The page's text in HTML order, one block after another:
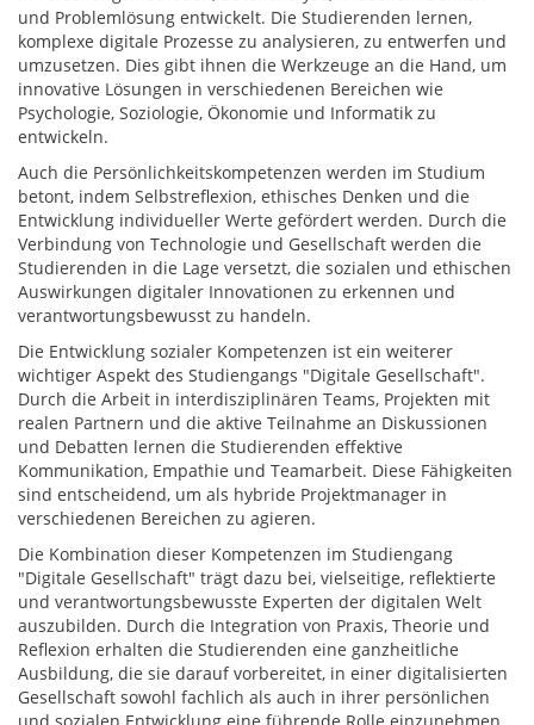
und Problemlösung entwickelt. Die Studierenden lernen,
komplexe digitale Prozesse zu analysieren, zu entwerfen und
umzusetzen. Dies gibt ihnen die Werkzeuge an die Hand, um
innovative Lösungen in verschiedenen Bereichen wie
Psychologie, Soziologie, Ökonomie und Informatik zu
entwickeln.
Auch die Persönlichkeitskompetenzen werden im Studium
betont, indem Selbstreflexion, ethisches Denken und die
Entwicklung individueller Werte gefördert werden. Durch die
Verbindung von Technologie und Gesellschaft werden die
Studierenden in die Lage versetzt, die sozialen und ethischen
Auswirkungen digitaler Innovationen zu erkennen und
verantwortungsbewusst zu handeln.
Die Entwicklung sozialer Kompetenzen ist ein weiterer
wichtiger Aspekt des Studiengangs "Digitale Gesellschaft".
Durch die Arbeit in interdisziplinären Teams, Projekten mit
realen Partnern und die aktive Teilnahme an Diskussionen
und Debatten lernen die Studierenden effektive
Kommunikation, Empathie und Teamarbeit. Diese Fähigkeiten
sind entscheidend, um als hybride Projektmanager in
verschiedenen Bereichen zu agieren.
Die Kombination dieser Kompetenzen im Studiengang
"Digitale Gesellschaft" trägt dazu bei, vielseitige, reflektierte
und verantwortungsbewusste Experten der digitalen Welt
auszubilden. Durch die Integration von Praxis, Theorie und
Reflexion erhalten die Studierenden eine ganzheitliche
Ausbildung, die sie darauf vorbereitet, in einer digitalisierten
Gesellschaft sowohl fachlich als auch in ihrer persönlichen